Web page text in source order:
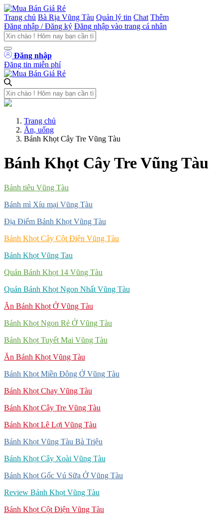
Trang chủ Bà Rịa Vũng Tàu Quản lý tin Chat Thêm
Đăng nhập / Đăng ký Đăng nhập vào trang cá nhân
Đăng nhập
Đăng tin miễn phí
Trang chủ
Ăn, uống
Bánh Khọt Cây Tre Vũng Tàu
Bánh Khọt Cây Tre Vũng Tàu
Bánh tiêu Vũng Tàu
Bánh mì Xíu mại Vũng Tàu
Địa Điểm Bánh Khọt Vũng Tàu
Bánh Khọt Cây Cột Điện Vũng Tàu
Bánh Khọt Vũng Tau
Quán Bánh Khọt 14 Vũng Tàu
Quán Bánh Khọt Ngon Nhất Vũng Tàu
Ăn Bánh Khọt Ở Vũng Tàu
Bánh Khọt Ngon Rẻ Ở Vũng Tàu
Bánh Khọt Tuyết Mai Vũng Tàu
Ăn Bánh Khọt Vũng Tàu
Bánh Khọt Miền Đông Ở Vũng Tàu
Bánh Khọt Chay Vũng Tàu
Bánh Khọt Cây Tre Vũng Tàu
Bánh Khọt Lê Lợi Vũng Tàu
Bánh Khọt Vũng Tàu Bà Triệu
Bánh Khọt Cây Xoài Vũng Tàu
Bánh Khọt Gốc Vú Sữa Ở Vũng Tàu
Review Bánh Khọt Vũng Tàu
Bánh Khọt Cột Điện Vũng Tàu